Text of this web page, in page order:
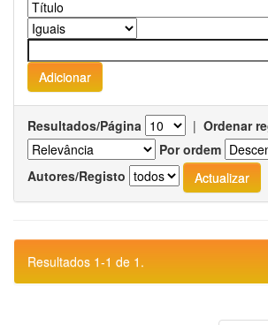
Resultados/Página | Ordenar
Por ordem
Autores/Registo
Resultados 1-1 de 1.